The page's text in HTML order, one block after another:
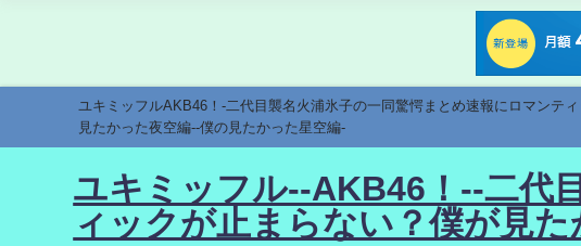
ユキミッフルAKB46！-二代目襲名火浦氷子の一同驚愕まとめ速報にロマンテ
見たかった夜空編--僕の見たかった星空編-
ユキミッフル--AKB46！--二代
ィックが止まらない？僕が見